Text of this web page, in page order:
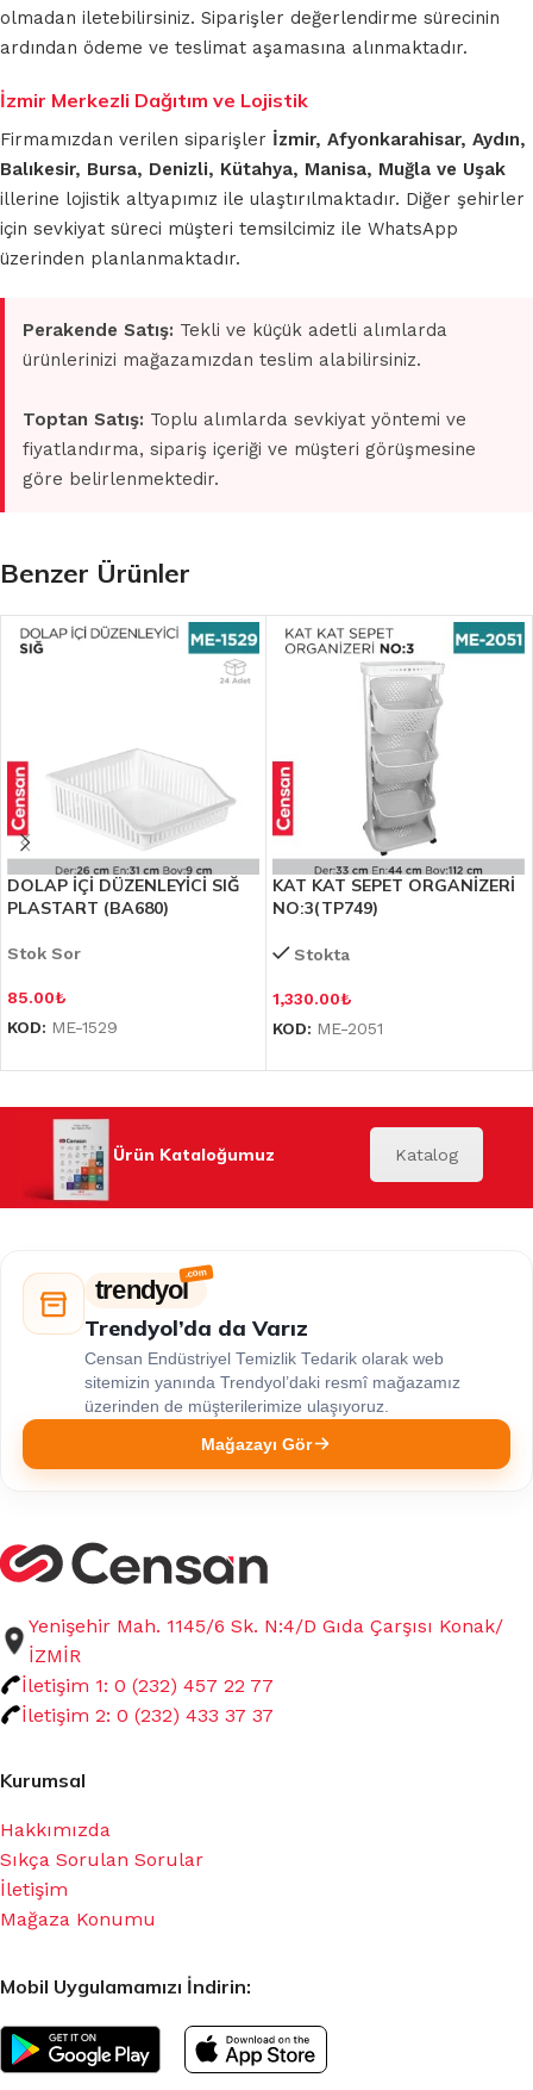
olmadan iletebilirsiniz. Siparişler değerlendirme sürecinin
ardından ödeme ve teslimat aşamasına alınmaktadır.
İzmir Merkezli Dağıtım ve Lojistik
Firmamızdan verilen siparişler İzmir, Afyonkarahisar, Aydın,
Balıkesir, Bursa, Denizli, Kütahya, Manisa, Muğla ve Uşak
illerine lojistik altyapımız ile ulaştırılmaktadır. Diğer şehirler
için sevkiyat süreci müşteri temsilcimiz ile WhatsApp
üzerinden planlanmaktadır.
Perakende Satış: Tekli ve küçük adetli alımlarda
ürünlerinizi mağazamızdan teslim alabilirsiniz.
Toptan Satış: Toplu alımlarda sevkiyat yöntemi ve
fiyatlandırma, sipariş içeriği ve müşteri görüşmesine
göre belirlenmektedir.
Benzer Ürünler
DOLAP İÇİ DÜZENLEYİCİ SIĞ
PLASTART (BA680)
Stok Sor
85.00₺
KOD: ME-1529
KAT KAT SEPET ORGANİZERİ
NO:3(TP749)
Stokta
1,330.00₺
KOD: ME-2051
Ürün Kataloğumuz Katalog
trendyol
Trendyol’da da Varız
Censan Endüstriyel Temizlik Tedarik olarak web
sitemizin yanında Trendyol’daki resmî mağazamız
üzerinden de müşterilerimize ulaşıyoruz.
Mağazayı Gör
Yenişehir Mah. 1145/6 Sk. N:4/D Gıda Çarşısı Konak/
İZMİR
İletişim 1: 0 (232) 457 22 77
İletişim 2: 0 (232) 433 37 37
Kurumsal
Hakkımızda
Sıkça Sorulan Sorular
İletişim
Mağaza Konumu
Mobil Uygulamamızı İndirin: